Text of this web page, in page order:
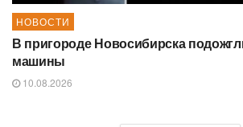
НОВОСТИ
В пригороде Новосибирска
машины
10.08.2026